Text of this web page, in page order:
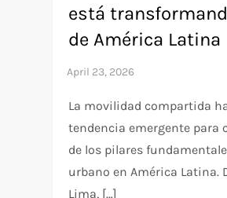
está
de América Latina
La movilidad compartida
tendencia emergente para
de los pilares
urbano en América Latina.
Lima, […]